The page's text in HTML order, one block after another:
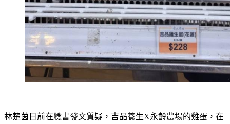
林楚茵日前在臉書發文質疑，吉品養生X永齡農場的雞蛋，在